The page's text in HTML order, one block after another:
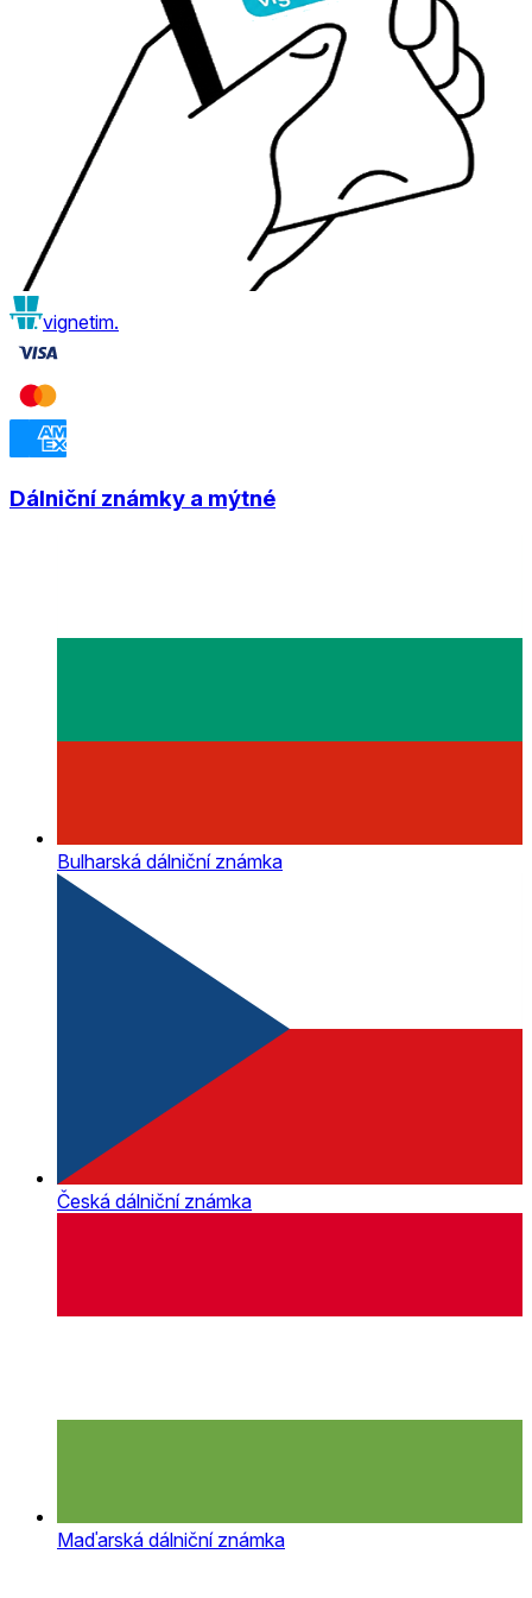
vignetim.
Dálniční známky a mýtné
Bulharská dálniční známka
Česká dálniční známka
Maďarská dálniční známka